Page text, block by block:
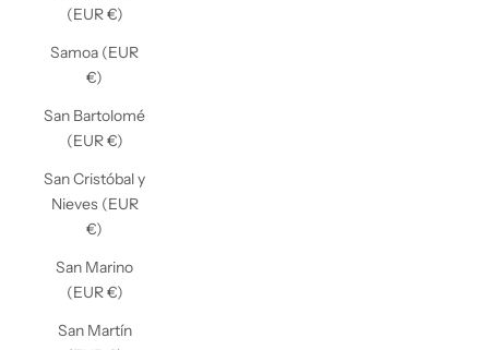
(EUR €)
Samoa (EUR
€)
San Bartolomé
(EUR €)
San Cristóbal y
Nieves (EUR
€)
San Marino
(EUR €)
San Martín